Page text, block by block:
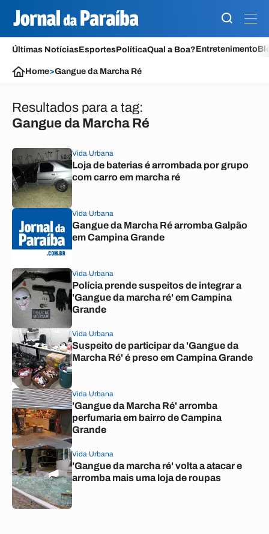
Últimas NotíciasEsportesPolíticaQual a Boa?Entretenimento
Home>Gangue da Marcha Ré
Resultados para a tag:
Gangue da Marcha Ré
Vida Urbana
Loja de baterias é arrombada por grupo
com carro em marcha ré
Vida Urbana
Gangue da Marcha Ré arromba Galpão
em Campina Grande
Vida Urbana
Polícia prende suspeitos de integrar a
'Gangue da marcha ré' em Campina
Grande
Vida Urbana
Suspeito de participar da 'Gangue da
Marcha Ré' é preso em Campina Grande
Vida Urbana
'Gangue da Marcha Ré' arromba
perfumaria em bairro de Campina
Grande
Vida Urbana
'Gangue da marcha ré' volta a atacar e
arromba mais uma loja de roupas